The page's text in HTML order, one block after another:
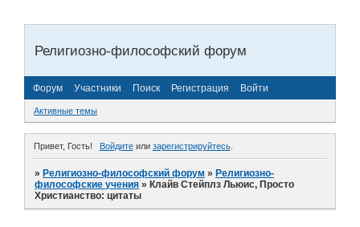
Религиозно-философский форум
Форум Участники Поиск Регистрация Войти
Активные темы
Привет, Гость! Войдитеили зарегистрируйтесь.
»Религиозно-философский форум »Религиозно-
философские учения »Клайв Стейплз Льюис, Просто
Христианство: цитаты